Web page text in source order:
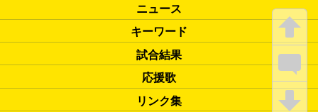
ニュース
キーワード
試合結果
応援歌
リンク集